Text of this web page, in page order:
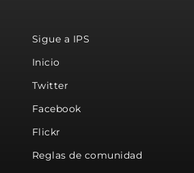
Sigue a IPS
Inicio
Twitter
Facebook
Flickr
Reglas de comunidad